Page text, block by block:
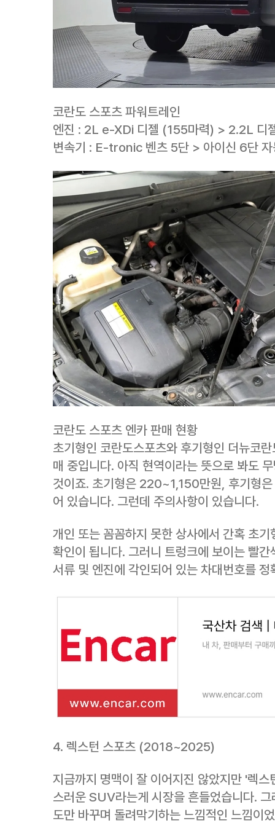
코란도 스포츠 파워트레인
엔진 : 2L e-XDi 디젤 (155마력) > 2.2L 디
변속기 : E-tronic 벤츠 5단 > 아이신 6단 자
코란도 스포츠 엔카 판매 현황
초기형인 코란도스포츠와 후기형인 더뉴코
매 중입니다. 아직 현역이라는 뜻으로 봐도
것이죠. 초기형은 220~1,150만원, 후기형
어 있습니다. 그런데 주의사항이 있습니다.
개인 또는 꼼꼼하지 못한 상사에서 간혹 초
확인이 됩니다. 그러니 트렁크에 보이는 빨
서류 및 엔진에 각인되어 있는 차대번호를
4. 렉스턴 스포츠 (2018~2025)
지금까지 명맥이 잘 이어지진 않았지만 '렉
스러운 SUV라는게 시장을 흔들었습니다.
도만 바꾸며 돌려막기하는 느낌적인 느낌이